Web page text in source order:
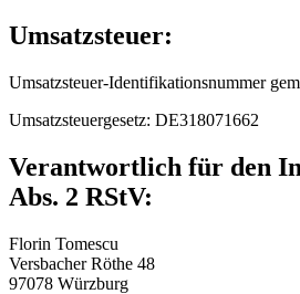
Umsatzsteuer:
Umsatzsteuer-Identifikationsnummer
Umsatzsteuergesetz: DE318071662
Verantwortlich für den
Abs. 2 RStV:
Florin Tomescu
Versbacher Röthe 48
97078 Würzburg